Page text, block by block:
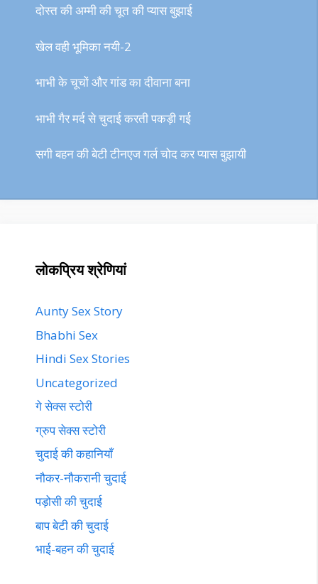
दोस्त की अम्मी की चूत की प्यास बुझाई
खेल वही भूमिका नयी-2
भाभी के चूचों और गांड का दीवाना बना
भाभी गैर मर्द से चुदाई करती पकड़ी गई
सगी बहन की बेटी टीनएज गर्ल चोद कर प्यास बुझायी
लोकप्रिय श्रेणियां
Aunty Sex Story
Bhabhi Sex
Hindi Sex Stories
Uncategorized
गे सेक्स स्टोरी
ग्रुप सेक्स स्टोरी
चुदाई की कहानियाँ
नौकर-नौकरानी चुदाई
पड़ोसी की चुदाई
बाप बेटी की चुदाई
भाई-बहन की चुदाई